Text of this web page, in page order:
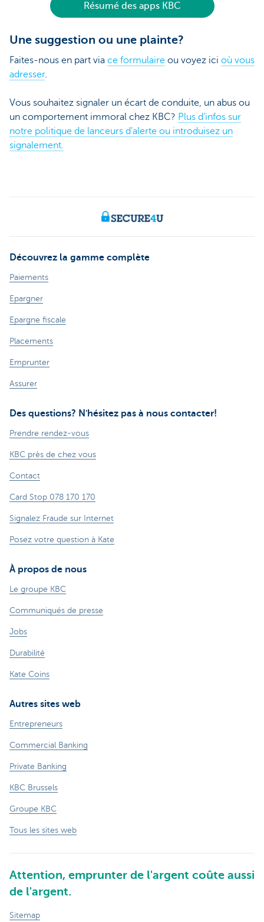
Résumé des apps KBC
Une suggestion ou une plainte?
Faites-nous en part via ce formulaire ou voyez ici où vous
adresser.
Vous souhaitez signaler un écart de conduite, un abus ou
un comportement immoral chez KBC? Plus d’infos sur
notre politique de lanceurs d’alerte ou introduisez un
signalement.
Découvrez la gamme complète
Paiements
Epargner
Epargne fiscale
Placements
Emprunter
Assurer
Des questions? N'hésitez pas à nous contacter!
Prendre rendez-vous
KBC près de chez vous
Contact
Card Stop 078 170 170
Signalez Fraude sur Internet
Posez votre question à Kate
À propos de nous
Le groupe KBC
Communiqués de presse
Jobs
Durabilité
Kate Coins
Autres sites web
Entrepreneurs
Commercial Banking
Private Banking
KBC Brussels
Groupe KBC
Tous les sites web
Attention, emprunter de l'argent coûte aussi
de l'argent.
Sitemap